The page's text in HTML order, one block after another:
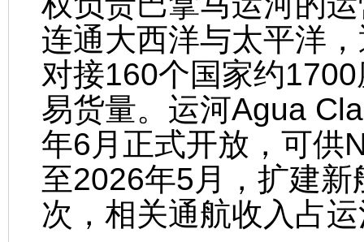
连通大西洋与太平洋
对接160个国家约
易货量。运河Agua
年6月正式开放，可供
至2026年5月，扩建
次，相关通航收入占